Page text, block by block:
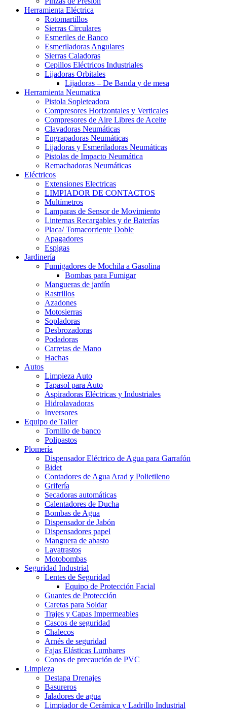
Herramienta Eléctrica
Rotomartillos
Sierras Circulares
Esmeriles de Banco
Esmeriladoras Angulares
Sierras Caladoras
Cepillos Eléctricos Industriales
Lijadoras Orbitales
Lijadoras – De Banda y de mesa
Herramienta Neumatica
Pistola Sopleteadora
Compresores Horizontales y Verticales
Compresores de Aire Libres de Aceite
Clavadoras Neumáticas
Engrapadoras Neumáticas
Lijadoras y Esmeriladoras Neumáticas
Pistolas de Impacto Neumática
Remachadoras Neumáticas
Eléctricos
Extensiones Electricas
LIMPIADOR DE CONTACTOS
Multímetros
Lamparas de Sensor de Movimiento
Linternas Recargables y de Baterías
Placa/ Tomacorriente Doble
Apagadores
Espigas
Jardinería
Fumigadores de Mochila a Gasolina
Bombas para Fumigar
Mangueras de jardín
Rastrillos
Azadones
Motosierras
Sopladoras
Desbrozadoras
Podadoras
Carretas de Mano
Hachas
Autos
Limpieza Auto
Tapasol para Auto
Aspiradoras Eléctricas y Industriales
Hidrolavadoras
Inversores
Equipo de Taller
Tornillo de banco
Polipastos
Plomería
Dispensador Eléctrico de Agua para Garrafón
Bidet
Contadores de Agua Arad y Polietileno
Grifería
Secadoras automáticas
Calentadores de Ducha
Bombas de Agua
Dispensador de Jabón
Dispensadores papel
Manguera de abasto
Lavatrastos
Motobombas
Seguridad Industrial
Lentes de Seguridad
Equipo de Protección Facial
Guantes de Protección
Caretas para Soldar
Trajes y Capas Impermeables
Cascos de seguridad
Chalecos
Arnés de seguridad
Fajas Elásticas Lumbares
Conos de precaución de PVC
Limpieza
Destapa Drenajes
Basureros
Jaladores de agua
Limpiador de Cerámica y Ladrillo Industrial